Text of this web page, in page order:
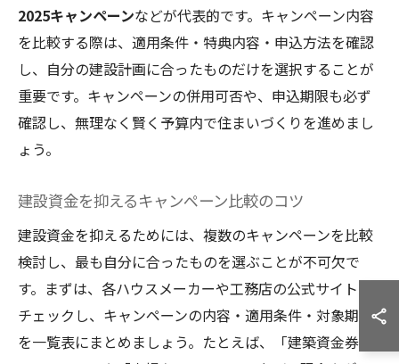
2025キャンペーンなどが代表的です。キャンペーン内容
を比較する際は、適用条件・特典内容・申込方法を確認
し、自分の建設計画に合ったものだけを選択することが
重要です。キャンペーンの併用可否や、申込期限も必ず
確認し、無理なく賢く予算内で住まいづくりを進めまし
ょう。
建設資金を抑えるキャンペーン比較のコツ
建設資金を抑えるためには、複数のキャンペーンを比較
検討し、最も自分に合ったものを選ぶことが不可欠で
す。まずは、各ハウスメーカーや工務店の公式サイトを
チェックし、キャンペーンの内容・適用条件・対象期間
を一覧表にまとめましょう。たとえば、「建築資金券キ